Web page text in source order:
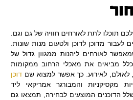
תוכלו לתת לאורחים חוויה של גם וגם.
לעבור מדוכן לדוכן ולטעום מנות שונות.
לאורחים ליהנות ממגוון גדול של
כלל מביאים את מאכלי הרחוב ממקומות
לאולם, לאירוע. כך אפשר למצוא שם דוכן
מקסיקניות והמבורגר אמריקאי ליד
הדוכנים המוצעים לבחירה, תמצאו גם